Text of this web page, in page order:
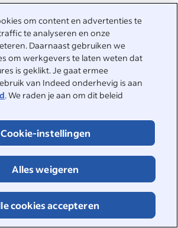
om content en advertenties te
te analyseren en onze
Daarnaast gebruiken we
om werkgevers te laten weten dat
is geklikt. Je gaat ermee
van Indeed onderhevig is aan
. We raden je aan om dit beleid
Cookie-instellingen
Alles weigeren
cookies accepteren
marketing emails from Indeed